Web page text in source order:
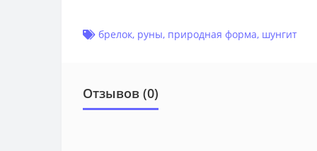
брелок, руны, природная форма, шунгит
Отзывов (0)